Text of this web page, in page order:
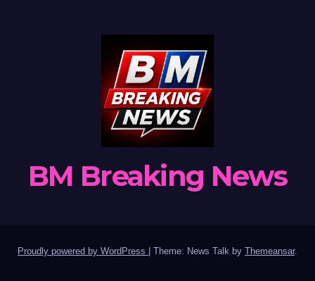
BM Breaking News
Proudly powered by WordPress Theme: News Talk by Themeansar.